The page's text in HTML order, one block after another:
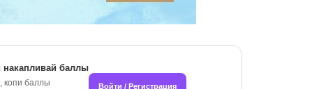
накапливай баллы
копи баллы
Войти / Регистрация